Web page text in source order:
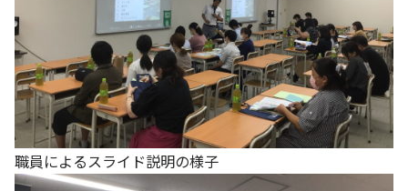
職員によるスライド説明の様子